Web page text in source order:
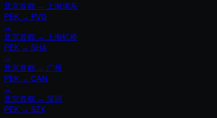
北京首都 → 上海浦东
PEK → PVG
→
北京首都 → 上海虹桥
PEK → SHA
→
北京首都 → 广州
PEK → CAN
→
北京首都 → 深圳
PEK → SZX